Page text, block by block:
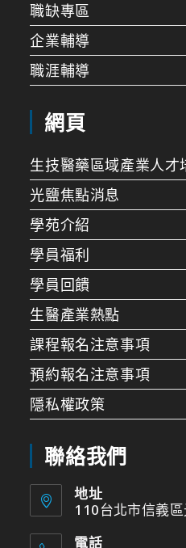
職缺專區
企業輔導
職涯輔導
網頁
生技醫藥區域產業人才
光鹽焦點消息
學苑介紹
學員福利
學員回饋
生醫產業熱點
課程報名注意事項
預約報名注意事項
隱私權政策
聯絡我們
地址
110台北市信義
電話